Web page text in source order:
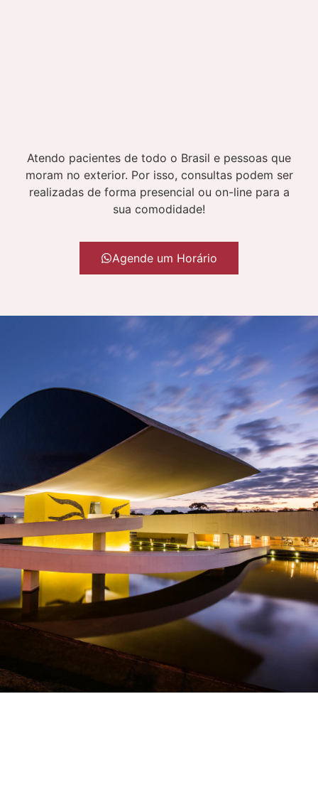
Atendo pacientes de todo o Brasil e pessoas que
moram no exterior. Por isso, consultas podem ser
realizadas de forma presencial ou on-line para a
sua comodidade!
Agende um Horário